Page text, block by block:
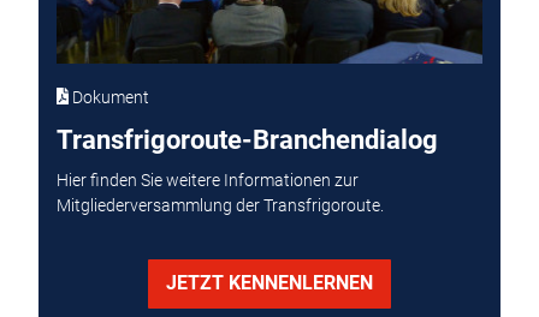
Dokument
Transfrigoroute-Branchendialog
Hier finden Sie weitere Informationen zur
Mitgliederversammlung der Transfrigoroute.
JETZT KENNENLERNEN